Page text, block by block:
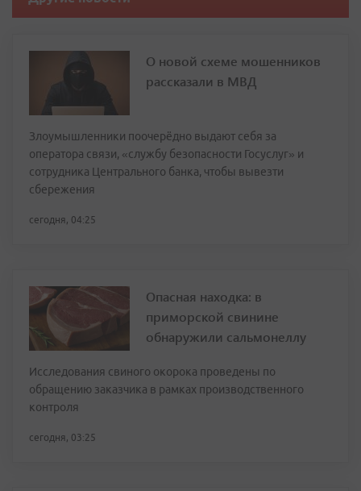
О новой схеме мошенников
рассказали в МВД
Злоумышленники поочерёдно выдают себя за
оператора связи, «службу безопасности Госуслуг» и
сотрудника Центрального банка, чтобы вывезти
сбережения
сегодня, 04:25
Опасная находка: в
приморской свинине
обнаружили сальмонеллу
Исследования свиного окорока проведены по
обращению заказчика в рамках производственного
контроля
сегодня, 03:25